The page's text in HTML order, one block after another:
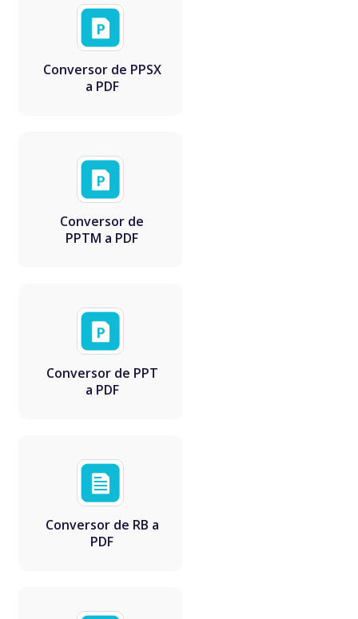
Conversor de PPSX
a PDF
Conversor de
PPTM a PDF
Conversor de PPT
a PDF
Conversor de RB a
PDF